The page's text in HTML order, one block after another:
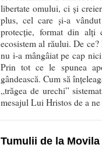
libertate omului, ci și
plus, cel care și-a
protecție, format din alți
ecosistem al răului. De
nu i-a mângâiat pe cap
Prin tot ce le spunea
gândească. Cum să
„trăgea de urechi”
mesajul Lui Hristos de a
Tumulii de la